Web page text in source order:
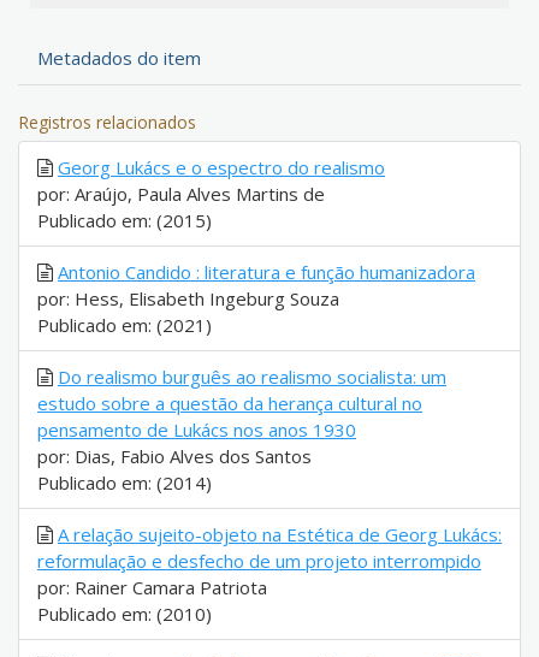
Metadados do item
Registros relacionados
Georg Lukács e o espectro do realismo
por: Araújo, Paula Alves Martins de
Publicado em: (2015)
Antonio Candido : literatura e função humanizadora
por: Hess, Elisabeth Ingeburg Souza
Publicado em: (2021)
Do realismo burguês ao realismo socialista: um
estudo sobre a questão da herança cultural no
pensamento de Lukács nos anos 1930
por: Dias, Fabio Alves dos Santos
Publicado em: (2014)
A relação sujeito-objeto na Estética de Georg Lukács:
reformulação e desfecho de um projeto interrompido
por: Rainer Camara Patriota
Publicado em: (2010)